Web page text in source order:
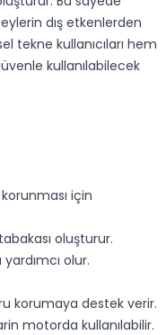
dış etkenlerden
tekne kullanıcıları hem
kullanılabilecek
için
oluşturur.
olur.
korumaya destek verir.
motorda kullanılabilir.